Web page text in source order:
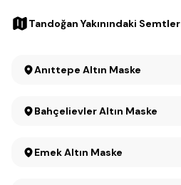
Tandoğan Yakınındaki Semtler
Anıttepe Altın Maske
Bahçelievler Altın Maske
Emek Altın Maske